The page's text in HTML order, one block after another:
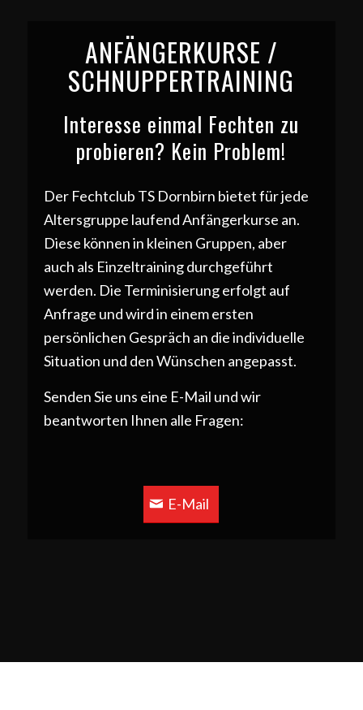
ANFÄNGERKURSE /
SCHNUPPERTRAINING
Interesse einmal Fechten zu
probieren? Kein Problem!
Der Fechtclub TS Dornbirn bietet für jede
Altersgruppe laufend Anfängerkurse an.
Diese können in kleinen Gruppen, aber
auch als Einzeltraining durchgeführt
werden. Die Terminisierung erfolgt auf
Anfrage und wird in einem ersten
persönlichen Gespräch an die individuelle
Situation und den Wünschen angepasst.
Senden Sie uns eine E-Mail und wir
beantworten Ihnen alle Fragen:
E-Mail